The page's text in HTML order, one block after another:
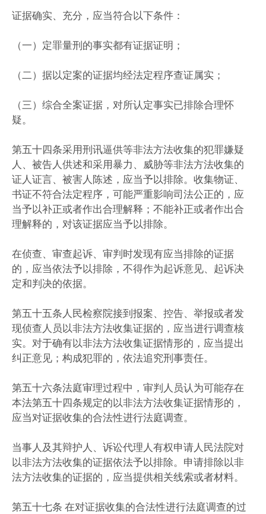
证据确实、充分，应当符合以下条件：
（一）定罪量刑的事实都有证据证明；
（二）据以定案的证据均经法定程序查证属实；
（三）综合全案证据，对所认定事实已排除合理怀
疑。
第五十四条采用刑讯逼供等非法方法收集的犯罪嫌疑
人、被告人供述和采用暴力、威胁等非法方法收集的
证人证言、被害人陈述，应当予以排除。收集物证、
书证不符合法定程序，可能严重影响司法公正的，应
当予以补正或者作出合理解释；不能补正或者作出合
理解释的，对该证据应当予以排除。
在侦查、审查起诉、审判时发现有应当排除的证据
的，应当依法予以排除，不得作为起诉意见、起诉决
定和判决的依据。
第五十五条人民检察院接到报案、控告、举报或者发
现侦查人员以非法方法收集证据的，应当进行调查核
实。对于确有以非法方法收集证据情形的，应当提出
纠正意见；构成犯罪的，依法追究刑事责任。
第五十六条法庭审理过程中，审判人员认为可能存在
本法第五十四条规定的以非法方法收集证据情形的，
应当对证据收集的合法性进行法庭调查。
当事人及其辩护人、诉讼代理人有权申请人民法院对
以非法方法收集的证据依法予以排除。申请排除以非
法方法收集的证据的，应当提供相关线索或者材料。
第五十七条 在对证据收集的合法性进行法庭调查的过